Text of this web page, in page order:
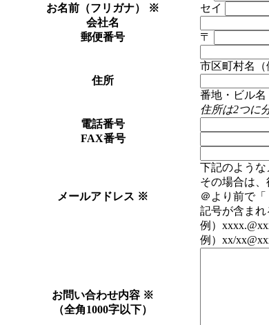
お名前（フリガナ）
※ セイ
会社名
郵便番号
〒
住所
市区町村名（
番地・ビル名
住所は2つに
電話番号
FAX番号
メールアドレス ※
下記のような
その場合は、
＠より前で
記号が含まれ
例）
例）xx/
お問い合わせ内容 ※
（全角1000字以下）